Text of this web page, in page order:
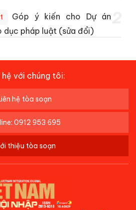
Góp ý kiến cho Dự án
dục pháp luật (sửa đổi)
hệ với chúng tôi:
hệ tòa soạn
0912 953 695
thiệu tòa soạn